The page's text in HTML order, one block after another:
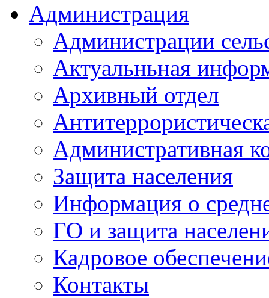
Администрация
Администрации
Актуальньная
Архивный отдел
Административная
Защита населения
Информация о
ГО и защита
Кадровое
Контакты